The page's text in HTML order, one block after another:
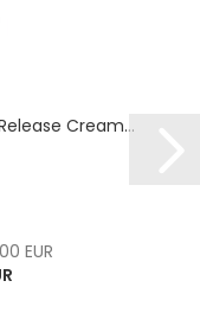
Cream...
EUR